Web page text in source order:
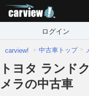
ログイン
carview! 中古車トップ
トヨタ ランド
メラの中古車